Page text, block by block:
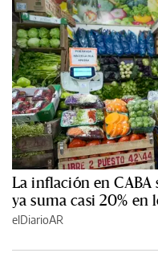
La inflación en CABA
ya suma casi 20% en
elDiarioAR